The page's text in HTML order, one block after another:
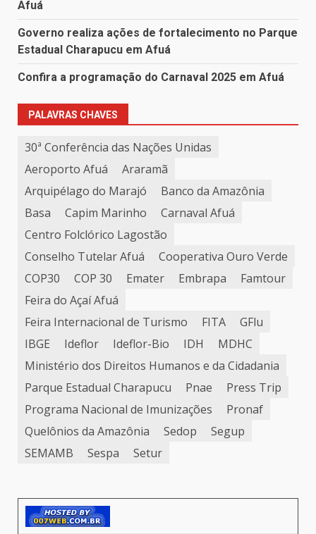
Afuá
Governo realiza ações de fortalecimento no Parque
Estadual Charapucu em Afuá
Confira a programação do Carnaval 2025 em Afuá
PALAVRAS CHAVES
30ª Conferência das Nações Unidas
Aeroporto Afuá
Araramã
Arquipélago do Marajó
Banco da Amazônia
Basa
Capim Marinho
Carnaval Afuá
Centro Folclórico Lagostão
Conselho Tutelar Afuá
Cooperativa Ouro Verde
COP30
COP 30 Emater Embrapa
Famtour
Feira do Açaí Afuá
Feira Internacional de Turismo
FITA
GFlu
IBGE
Ideflor Ideflor-Bio IDH
MDHC
Ministério dos Direitos Humanos e da Cidadania
Parque Estadual Charapucu
Pnae
Press Trip
Programa Nacional de Imunizações
Pronaf
Quelônios da Amazônia
Sedop
Segup
SEMAMB
Sespa Setur